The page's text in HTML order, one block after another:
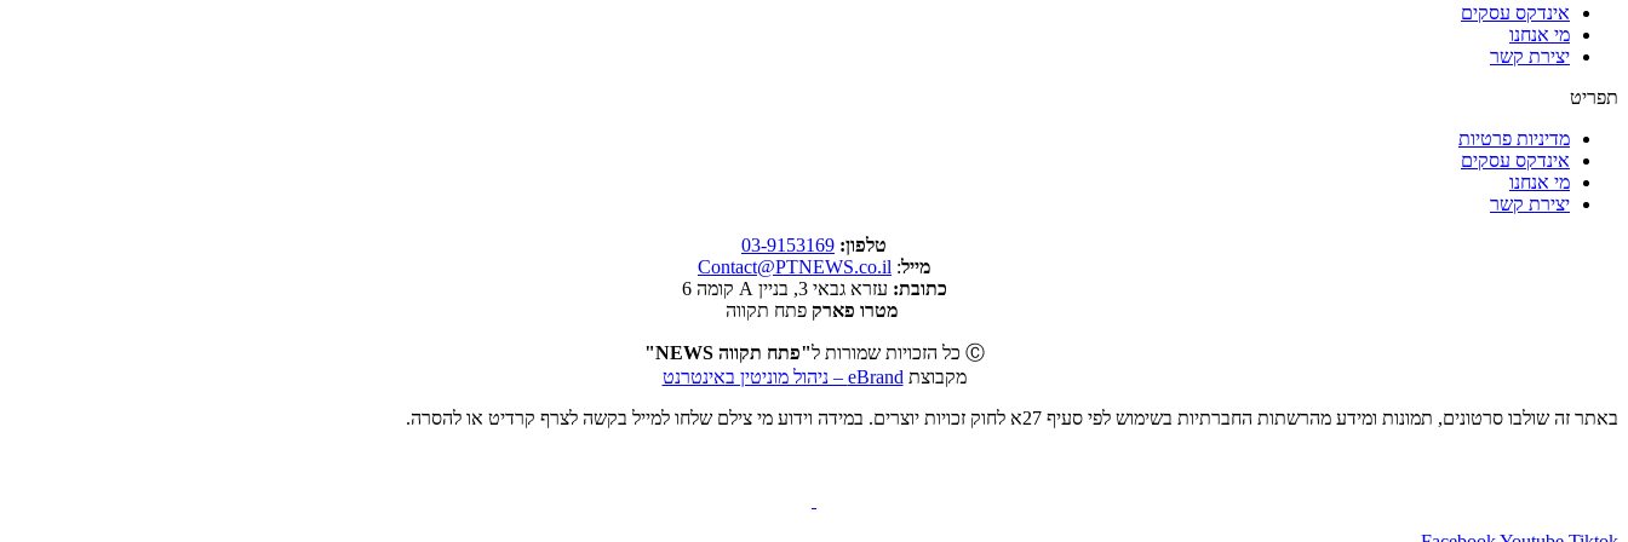
אינדקס עסקים
מי אנחנו
יצירת קשר
תפריט
מדיניות פרטיות
אינדקס עסקים
מי אנחנו
יצירת קשר
טלפון: 03-9153169
מייל:
Contact@PTNEWS.co.il
כתובת: עזרא גבאי 3, בניין A קומה 6
מטרו פארק פתח תקווה
Ⓒ כל הזכויות שמורות ל
"פתח תקווה NEWS"
מקבוצת eBrand – ניהול מוניטין באינטרנט
באתר זה שולבו סרטונים, תמונות ומידע מהרשתות החברתיות בשימוש לפי סעיף 27א לחוק זכויות יוצרים. במידה וידוע מי צילם שלחו למייל בקשה לצרף קרדיט או להסרה.